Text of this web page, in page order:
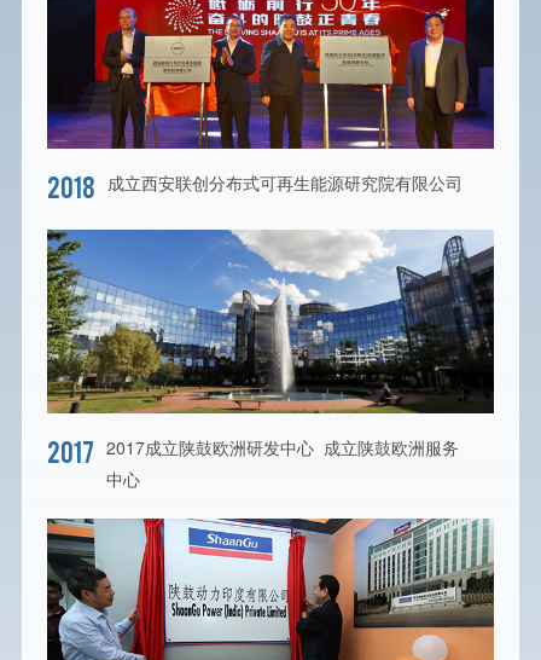
2018 成立西安联创分布式可再生能源研究院有限公司
2017 2017成立陕鼓欧洲研发中心 成立陕鼓欧洲服务
中心